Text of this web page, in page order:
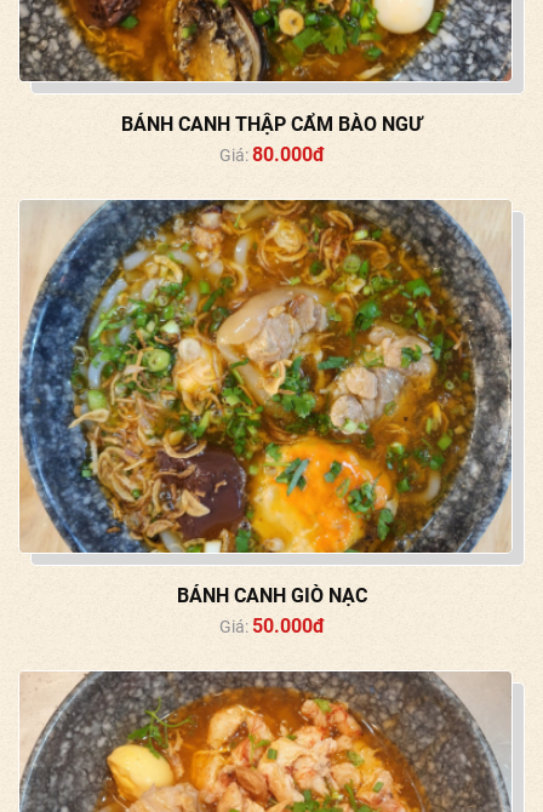
BÁNH CANH THẬP CẨM BÀO NGƯ
Giá:80.000đ
BÁNH CANH GIÒ NẠC
Giá: 50.000đ